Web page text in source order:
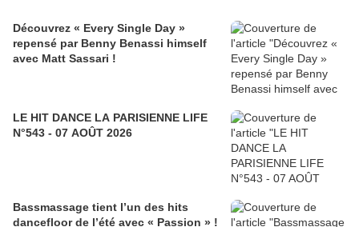
Découvrez « Every Single Day »
repensé par Benny Benassi himself
avec Matt Sassari !
LE HIT DANCE LA PARISIENNE LIFE
N°543 - 07 AOÛT 2026
Bassmassage tient l’un des hits
dancefloor de l’été avec « Passion » !